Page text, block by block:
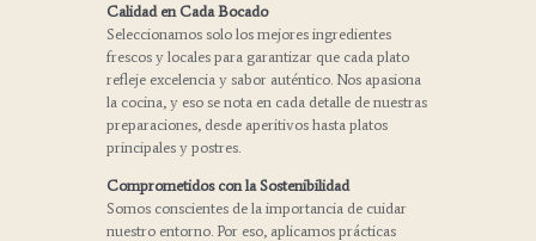
Calidad en Cada Bocado
Seleccionamos solo los mejores ingredientes
frescos y locales para garantizar que cada plato
refleje excelencia y sabor auténtico. Nos apasiona
la cocina, y eso se nota en cada detalle de nuestras
preparaciones, desde aperitivos hasta platos
principales y postres.
Comprometidos con la Sostenibilidad
Somos conscientes de la importancia de cuidar
nuestro entorno. Por eso, aplicamos prácticas